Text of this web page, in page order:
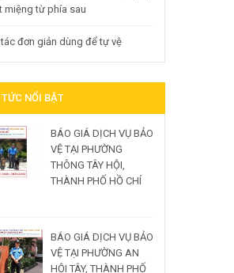
miệng từ phía sau
đơn giản dùng để tự vệ
NỔI BẬT
BÁO GIÁ DỊCH VỤ BẢO
VỆ TẠI PHƯỜNG
THÔNG TÂY HỘI,
THÀNH PHỐ HỒ CHÍ
BÁO GIÁ DỊCH VỤ BẢO
VỆ TẠI PHƯỜNG AN
HỘI TÂY, THÀNH PHỐ